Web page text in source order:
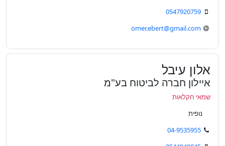
0547920759
omer.ebert@gmail.com
אלון עיבל
איילון חברה לביטוח בע"מ
שמאי חקלאות
נופית
04-9535955